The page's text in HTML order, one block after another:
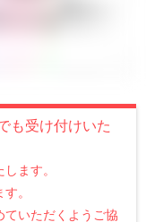
も受け付けいた
ます。
。
いただくようご協